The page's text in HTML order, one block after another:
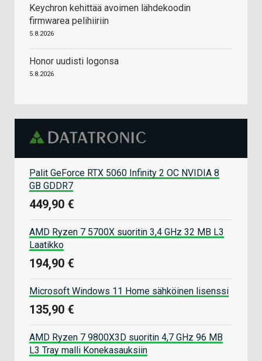
Keychron kehittää avoimen lähdekoodin
firmwarea pelihiiriin
5.8.2026
Honor uudisti logonsa
5.8.2026
Palit GeForce RTX 5060 Infinity 2 OC NVIDIA 8
GB GDDR7
449,90 €
AMD Ryzen 7 5700X suoritin 3,4 GHz 32 MB L3
Laatikko
194,90 €
Microsoft Windows 11 Home sähköinen lisenssi
135,90 €
AMD Ryzen 7 9800X3D suoritin 4,7 GHz 96 MB
L3 Tray malli Konekasauksiin